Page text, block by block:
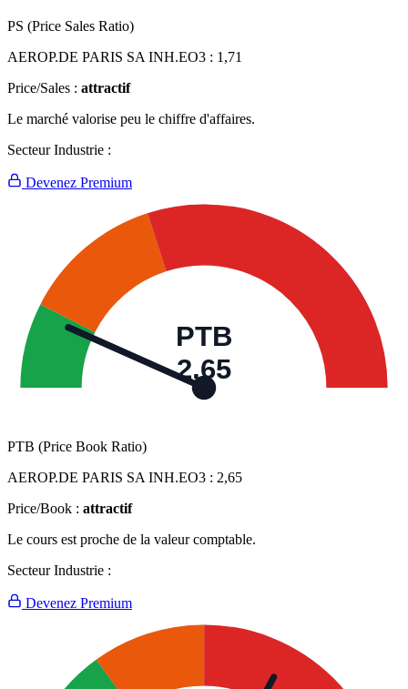
PS (Price Sales Ratio)
AEROP.DE PARIS SA INH.EO3 : 1,71
Price/Sales : attractif
Le marché valorise peu le chiffre d'affaires.
Secteur Industrie :
Devenez Premium
PTB
2,65
PTB (Price Book Ratio)
AEROP.DE PARIS SA INH.EO3 : 2,65
Price/Book : attractif
Le cours est proche de la valeur comptable.
Secteur Industrie :
Devenez Premium